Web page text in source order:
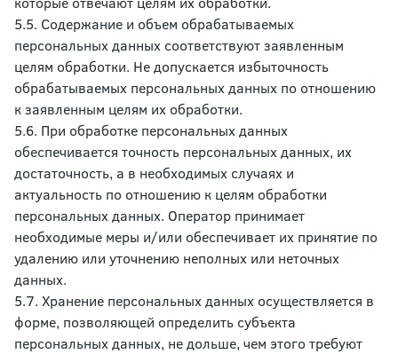
5.5. Содержание и объем обрабатываемых
персональных данных соответствуют заявленным
целям обработки. Не допускается избыточность
обрабатываемых персональных данных по отношению
к заявленным целям их обработки.
5.6. При обработке персональных данных
обеспечивается точность персональных данных, их
достаточность, а в необходимых случаях и
актуальность по отношению к целям обработки
персональных данных. Оператор принимает
необходимые меры и/или обеспечивает их принятие по
удалению или уточнению неполных или неточных
данных.
5.7. Хранение персональных данных осуществляется в
форме, позволяющей определить субъекта
персональных данных, не дольше, чем этого требуют